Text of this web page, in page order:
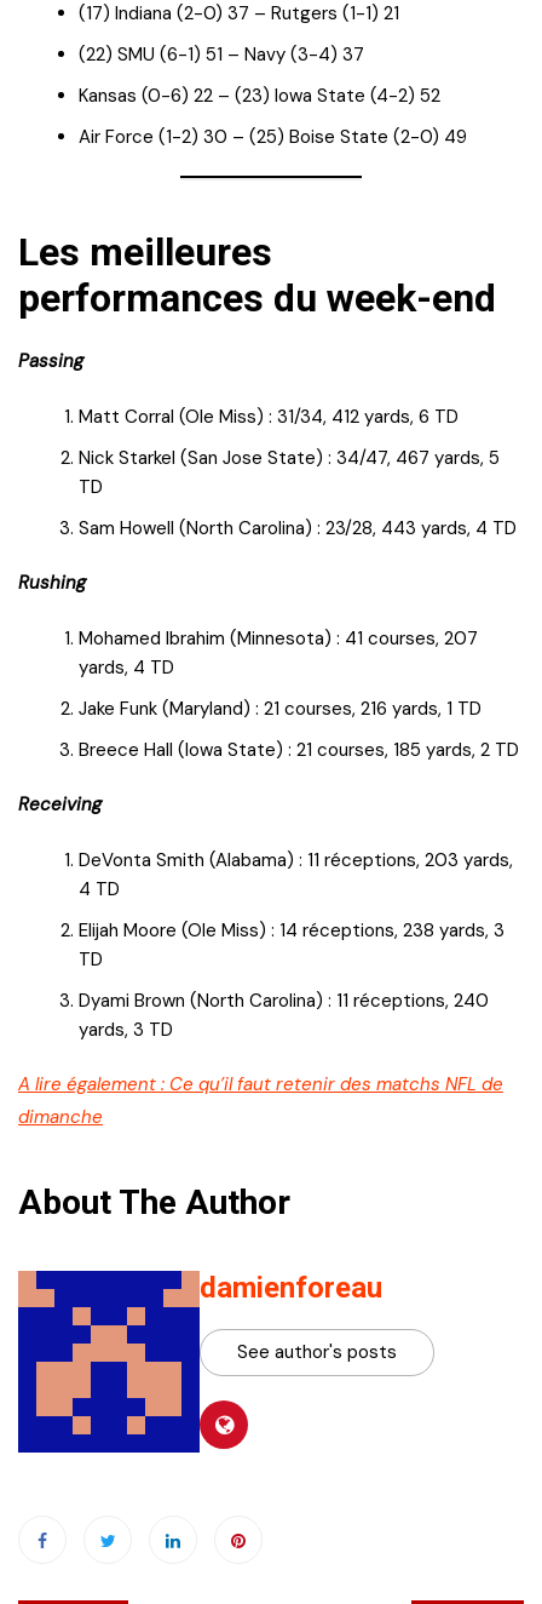
(17) Indiana (2-0) 37 – Rutgers (1-1) 21
(22) SMU (6-1) 51 – Navy (3-4) 37
Kansas (0-6) 22 – (23) Iowa State (4-2) 52
Air Force (1-2) 30 – (25) Boise State (2-0) 49
Les meilleures
performances du week-end
Passing
Matt Corral (Ole Miss) : 31/34, 412 yards, 6 TD
Nick Starkel (San Jose State) : 34/47, 467 yards, 5
TD
Sam Howell (North Carolina) : 23/28, 443 yards, 4 TD
Rushing
Mohamed Ibrahim (Minnesota) : 41 courses, 207
yards, 4 TD
Jake Funk (Maryland) : 21 courses, 216 yards, 1 TD
Breece Hall (Iowa State) : 21 courses, 185 yards, 2 TD
Receiving
DeVonta Smith (Alabama) : 11 réceptions, 203 yards,
4 TD
Elijah Moore (Ole Miss) : 14 réceptions, 238 yards, 3
TD
Dyami Brown (North Carolina) : 11 réceptions, 240
yards, 3 TD
A lire également : Ce qu’il faut retenir des matchs NFL de
dimanche
About The Author
damienforeau
See author's posts